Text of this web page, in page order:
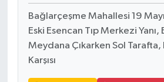
Bağlarçeşme Mahallesi 19
Eski Esencan Tıp Merkezi Yanı,
Meydana Çıkarken Sol
Karşısı